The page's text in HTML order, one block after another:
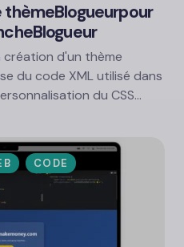
thèmeBlogueurpour
Blogueur
d'un thème
du code XML utilisé dans
du CSS…
CODE